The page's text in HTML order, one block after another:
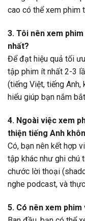
cao có thể xem phim
3. Tôi nên xem
nhất?
Để đạt hiệu quả tối
tập phim ít nhất 2-3
(tiếng Việt, tiếng
hiểu giúp bạn nắm
4. Ngoài việc xem
thiện tiếng Anh
Có, bạn nên kết hợp
tập khác như ghi chú
chước lời thoại
nghe podcast, và
5. Có nên xem